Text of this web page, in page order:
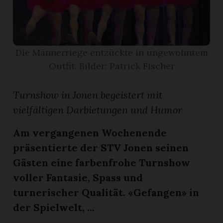
App
Turnshow in Jonen begeistert mit
vielfältigen Darbietungen und Humor
Am vergangenen Wochenende
präsentierte der STV Jonen seinen
Gästen eine farbenfrohe Turnshow
voller Fantasie, Spass und
turnerischer Qualität. «Gefangen» in
der Spielwelt, ...